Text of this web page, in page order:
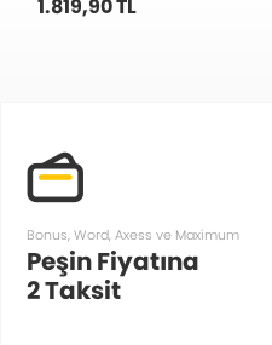
1.819,90 TL
Bonus, Word, Axess ve Maximum
Peşin Fiyatına
2 Taksit